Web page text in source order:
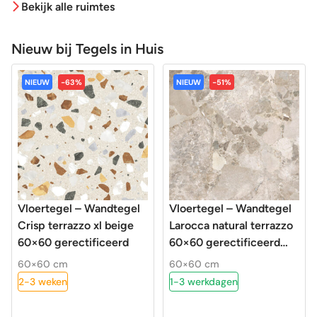
Bekijk alle ruimtes
Nieuw bij Tegels in Huis
NIEUW -63%
Vloertegel – Wandtegel
Crisp terrazzo xl beige
60×60 gerectificeerd
60×60 cm
2-3 weken
NIEUW -51%
Vloertegel – Wandtegel
Larocca natural terrazzo
60×60 gerectificeerd
R10
60×60 cm
1-3 werkdagen